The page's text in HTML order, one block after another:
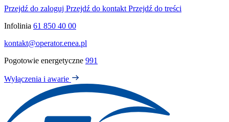
Przejdź do zaloguj Przejdź do kontakt Przejdź do treści
Infolinia 61 850 40 00
kontakt@operator.enea.pl
Pogotowie energetyczne 991
Wyłączenia i awarie